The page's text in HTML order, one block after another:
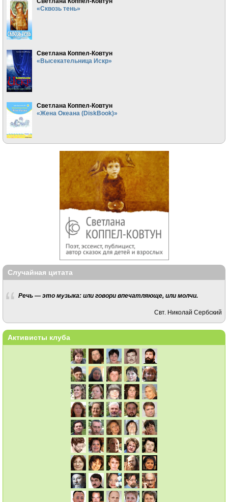
«Сквозь тень»
Светлана Коппел-Ковтун
«Высекательница Искр»
Светлана Коппел-Ковтун
«Жена Океана (DiskBook)»
Случайная цитата
Речь — это музыка: или говори впечатляюще, или молчи.
Свт. Николай Сербский
Активисты клуба